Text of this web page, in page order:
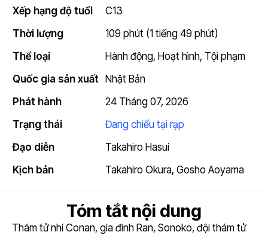
Xếp hạng độ tuổi
C13
Thời lượng
109 phút (1 tiếng 49 phút)
Thể loại
Hành động, Hoạt hình, Tội phạm
Quốc gia sản xuất
Nhật Bản
Phát hành
24 Tháng 07, 2026
Trạng thái
Đang chiếu tại rạp
Đạo diễn
Takahiro Hasui
Kịch bản
Takahiro Okura, Gosho Aoyama
Tóm tắt nội dung
Thám tử nhí Conan, gia đình Ran, Sonoko, đội thám tử